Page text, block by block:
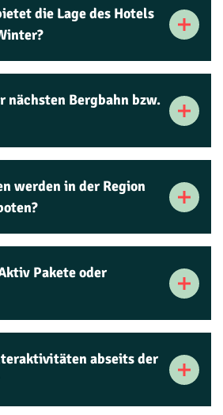
die Lage des Hotels
nächsten Bergbahn bzw.
werden in der Region
Pakete oder
abseits der